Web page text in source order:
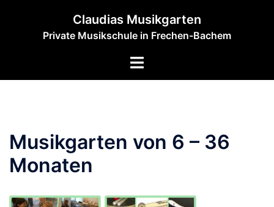
Claudias Musikgarten
Private Musikschule in Frechen-Bachem
Menü
Musikgarten von 6 – 36
Monaten